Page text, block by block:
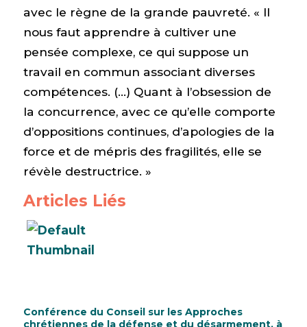
avec le règne de la grande pauvreté. « Il
nous faut apprendre à cultiver une
pensée complexe, ce qui suppose un
travail en commun associant diverses
compétences. (…) Quant à l’obsession de
la concurrence, avec ce qu’elle comporte
d’oppositions continues, d’apologies de la
force et de mépris des fragilités, elle se
révèle destructrice. »
Articles Liés
Conférence du Conseil sur les Approches
chrétiennes de la défense et du désarmement, à